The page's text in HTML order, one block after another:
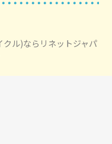
ル)ならリネットジャパ